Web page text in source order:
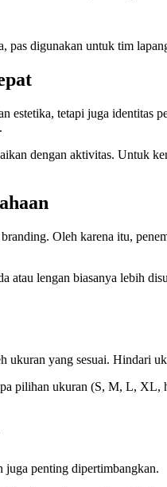
pas digunakan untuk tim
estetika, tetapi juga identitas
dengan aktivitas. Untuk
Oleh karena itu,
atau lengan biasanya lebih
ukuran yang sesuai. Hindari
pilihan ukuran (S, M, L,
juga penting dipertimbangkan.